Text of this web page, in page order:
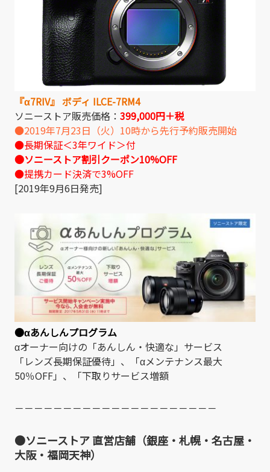
『α7RIV』 ボディ ILCE-7RM4
ソニーストア販売価格： 399,000円＋税
●2019年7月23日（火）10時から先行予約販売開始
●長期保証＜3年ワイド＞付
●ソニーストア割引クーポン10%OFF
●提携カード決済で3%OFF
[2019年9月6日発売]
●αあんしんプログラム
αオーナー向けの「あんしん・快適な」サービス
「レンズ長期保証優待」、「αメンテナンス最大
50％OFF」、「下取りサービス増額
－－－－－－－－－－－－－－－－－－－－－
●ソニーストア 直営店舗（銀座・札幌・名古屋・
大阪・福岡天神）